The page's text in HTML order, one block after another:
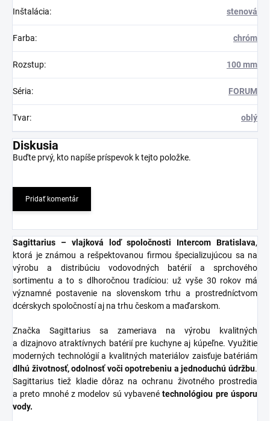
Inštalácia: stenová
Farba: chróm
Rozstup: 100 mm
Séria: FORUM
Tvar: oblý
Diskusia
Buďte prvý, kto napíše príspevok k tejto položke.
Pridať komentár
Sagittarius – vlajková loď spoločnosti Intercom Bratislava,
ktorá je známou a rešpektovanou firmou špecializujúcou sa na
výrobu a distribúciu vodovodných batérií a sprchového
sortimentu a to s dlhoročnou tradíciou: už vyše 30 rokov má
významné postavenie na slovenskom trhu a prostredníctvom
dcérskych spoločností aj na trhu českom a maďarskom.
Značka Sagittarius sa zameriava na výrobu kvalitných
a dizajnovo atraktívnych batérií pre kuchyne aj kúpeľne. Využitie
moderných technológií a kvalitných materiálov zaisťuje batériám
dlhú životnosť, odolnosť voči opotrebeniu a jednoduchú údržbu.
Sagittarius tiež kladie dôraz na ochranu životného prostredia
a preto mnohé z modelov sú vybavenétechnológiou pre úsporu
vody.